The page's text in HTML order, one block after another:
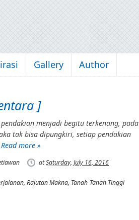
Gallery Author
]
menjadi begitu terkenang, pada
tak bisa dipungkiri, setiap pendakian
Read more »
atSaturday, July 16, 2016
, Rajutan Makna, Tanah-Tanah Tinggi